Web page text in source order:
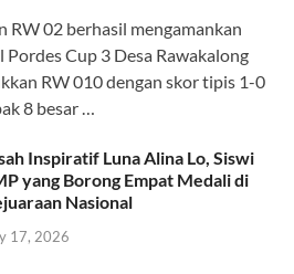
RW 02 berhasil mengamankan
Cup 3 Desa Rawakalong
RW 010 dengan skor tipis 1-0
8 besar …
Inspiratif Luna Alina Lo, Siswi
yang Borong Empat Medali di
Nasional
17, 2026